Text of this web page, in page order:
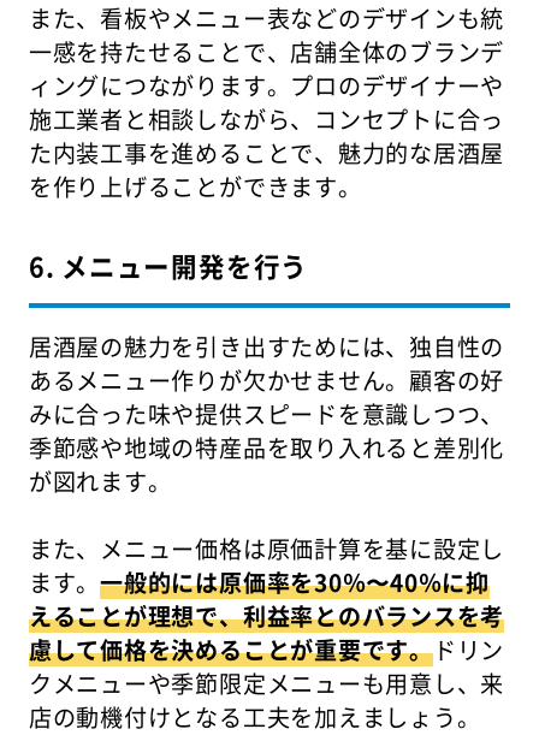
また、看板やメニュー表などのデザインも統
一感を持たせることで、店舗全体のブランデ
ィングにつながります。プロのデザイナーや
施工業者と相談しながら、コンセプトに合っ
た内装工事を進めることで、魅力的な居酒屋
を作り上げることができます。
6. メニュー開発を行う
居酒屋の魅力を引き出すためには、独自性の
あるメニュー作りが欠かせません。顧客の好
みに合った味や提供スピードを意識しつつ、
季節感や地域の特産品を取り入れると差別化
が図れます。
また、メニュー価格は原価計算を基に設定し
ます。一般的には原価率を30％〜40％に抑
えることが理想で、利益率とのバランスを考
慮して価格を決めることが重要です。ドリン
クメニューや季節限定メニューも用意し、来
店の動機付けとなる工夫を加えましょう。